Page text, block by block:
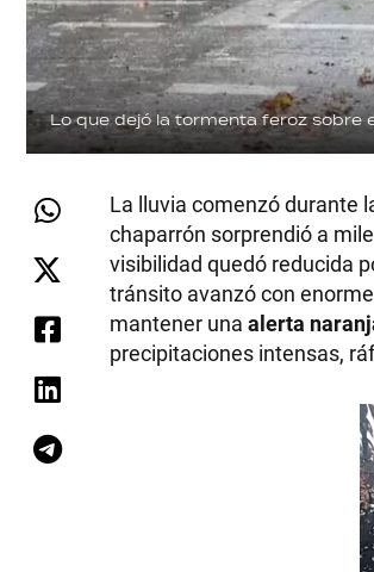
Lo que dejó la tormenta feroz sobre
La lluvia comenzó durante
chaparrón sorprendió a
visibilidad quedó reducida
tránsito avanzó con
mantener una alerta
precipitaciones intensas,